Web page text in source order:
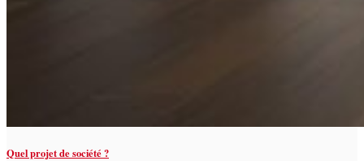
Quel projet de société ?